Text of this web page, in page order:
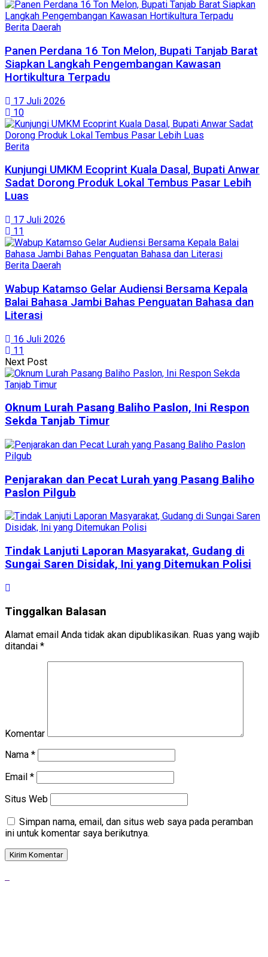
Berita Daerah
Panen Perdana 16 Ton Melon, Bupati Tanjab Barat
Siapkan Langkah Pengembangan Kawasan
Hortikultura Terpadu
17 Juli 2026
10
Berita
Kunjungi UMKM Ecoprint Kuala Dasal, Bupati Anwar
Sadat Dorong Produk Lokal Tembus Pasar Lebih
Luas
17 Juli 2026
11
Berita Daerah
Wabup Katamso Gelar Audiensi Bersama Kepala
Balai Bahasa Jambi Bahas Penguatan Bahasa dan
Literasi
16 Juli 2026
11
Next Post
Oknum Lurah Pasang Baliho Paslon, Ini Respon
Sekda Tanjab Timur
Penjarakan dan Pecat Lurah yang Pasang Baliho
Paslon Pilgub
Tindak Lanjuti Laporan Masyarakat, Gudang di
Sungai Saren Disidak, Ini yang Ditemukan Polisi
Tinggalkan Balasan
Alamat email Anda tidak akan dipublikasikan. Ruas yang wajib
ditandai *
Komentar
Nama *
Email *
Situs Web
Simpan nama, email, dan situs web saya pada peramban
ini untuk komentar saya berikutnya.